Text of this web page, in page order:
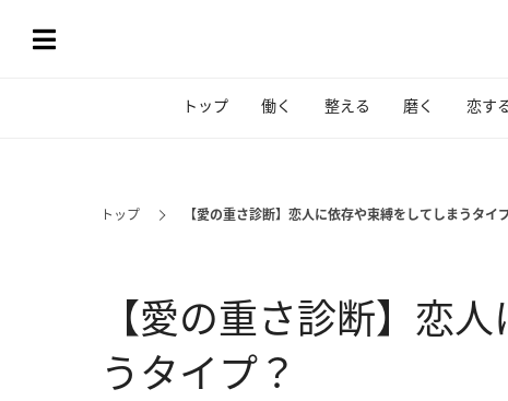
トップ 働く 整える 磨く 恋す
トップ 【愛の重さ診断】恋人に依存や束縛をしてしまうタイ
【愛の重さ診断】恋
うタイプ？